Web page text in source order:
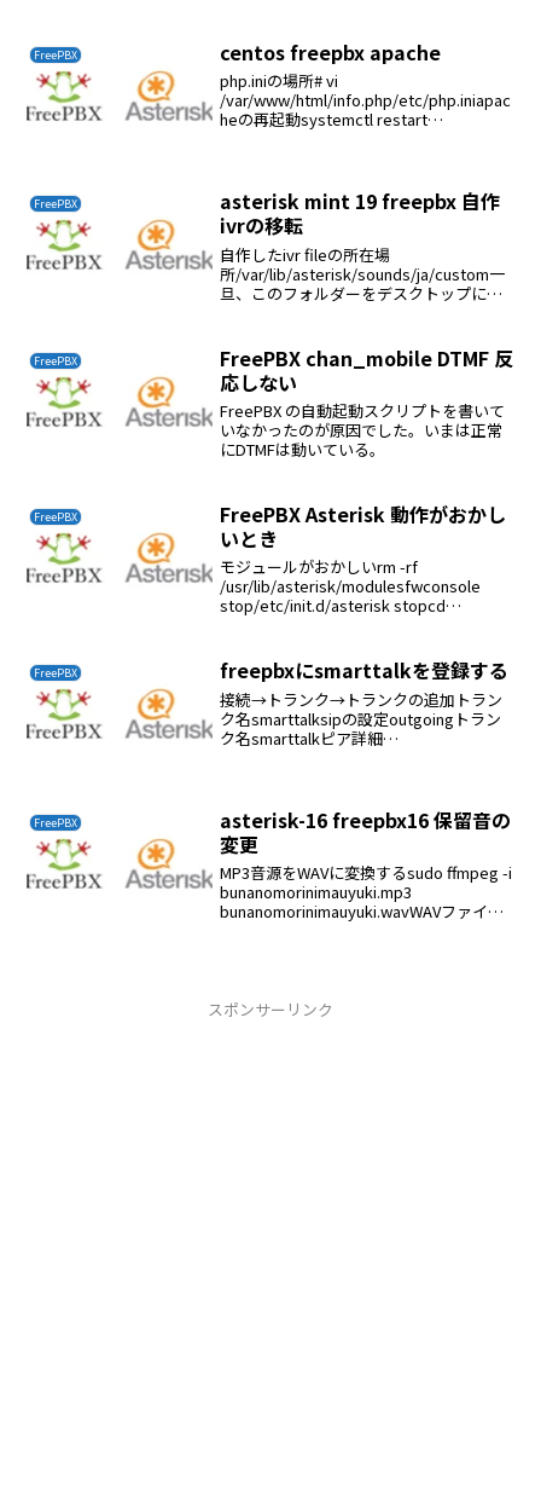
号非通知です。あなたの電話番号を市外
局番から入力してください...
FreePBX centos freepbx apache
php.iniの場所# vi
/var/www/html/info.php/etc/php.iniapac
heの再起動systemctl restart
FreePBX
asterisk mint 19 freepbx 自作
ivrの移転
自作したivr fileの所在場
所/var/lib/asterisk/sounds/ja/custom一
旦、このフォルダーをデスクトップにコ
FreePBX
FreePBX chan_mobile DTMF 反
応しない
FreePBX の自動起動スクリプトを書いて
いなかったのが原因でした。いまは正常
にDTMFは動いている。
FreePBX
FreePBX Asterisk 動作がおかし
いとき
モジュールがおかしいrm -rf
/usr/lib/asterisk/modulesfwconsole
stop/etc/init.d/asterisk stopcd
FreePBX freepbxにsmarttalkを登録する
接続→トランク→トランクの追加トラン
ク名smarttalksipの設定outgoingトラン
ク名smarttalkピア詳細
FreePBX
asterisk-16 freepbx16 保留音の
変更
MP3音源をWAVに変換するsudo ffmpeg -i
bunanomorinimauyuki.mp3
bunanomorinimauyuki.wavWAVファイル
スポンサーリンク